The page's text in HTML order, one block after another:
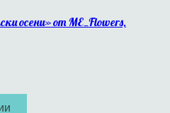
осени» от ME_Flowers,